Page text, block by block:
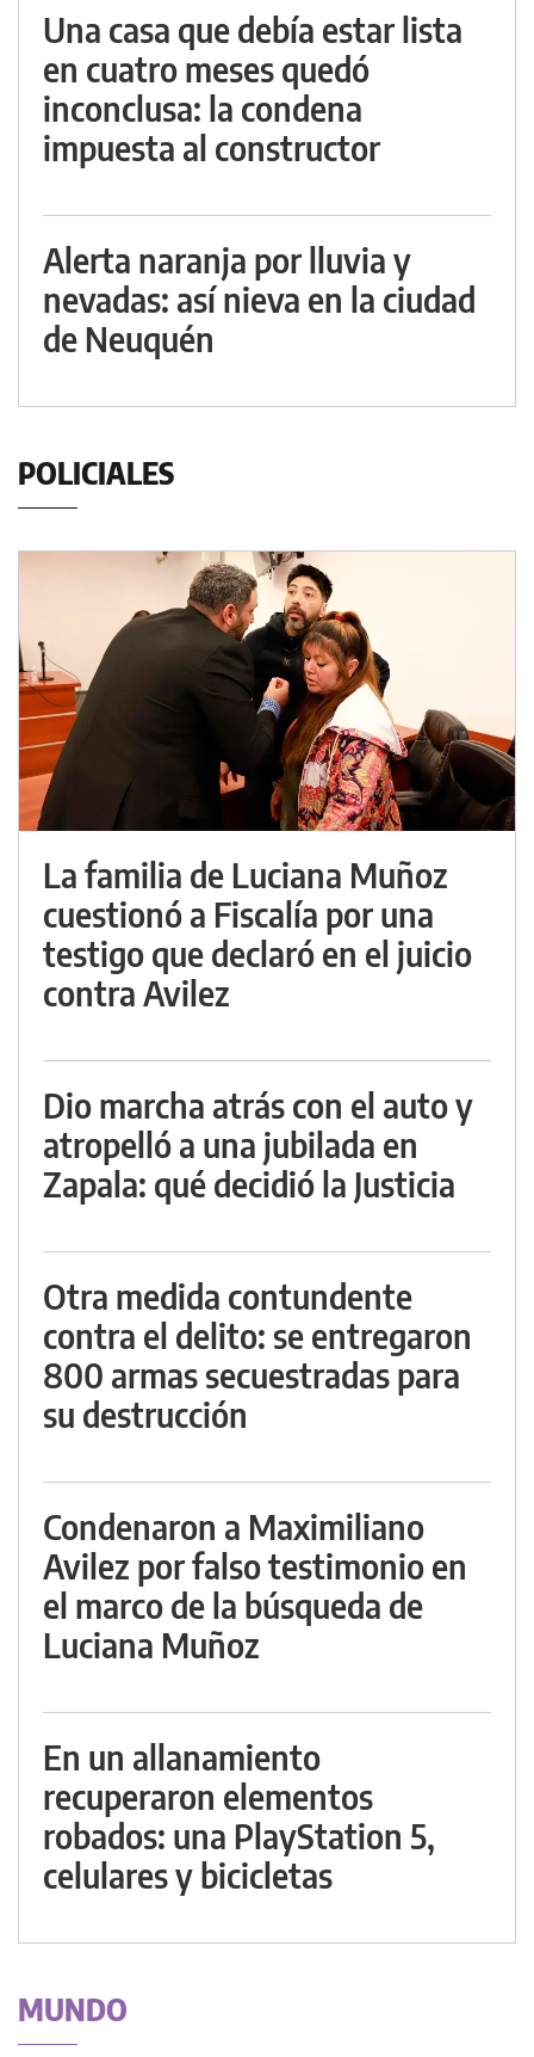
Una casa que debía estar lista
en cuatro meses quedó
inconclusa: la condena
impuesta al constructor
Alerta naranja por lluvia y
nevadas: así nieva en la ciudad
de Neuquén
POLICIALES
La familia de Luciana Muñoz
cuestionó a Fiscalía por una
testigo que declaró en el juicio
contra Avilez
Dio marcha atrás con el auto y
atropelló a una jubilada en
Zapala: qué decidió la Justicia
Otra medida contundente
contra el delito: se entregaron
800 armas secuestradas para
su destrucción
Condenaron a Maximiliano
Avilez por falso testimonio en
el marco de la búsqueda de
Luciana Muñoz
En un allanamiento
recuperaron elementos
robados: una PlayStation 5,
celulares y bicicletas
MUNDO